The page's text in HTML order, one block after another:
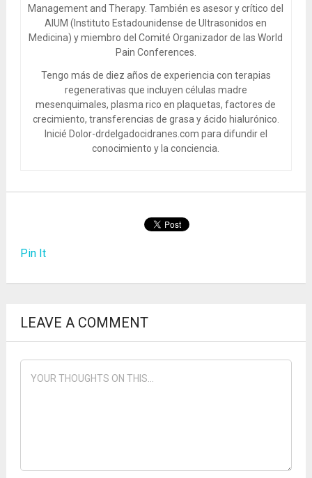
Management and Therapy. También es asesor y crítico del
AIUM (Instituto Estadounidense de Ultrasonidos en
Medicina) y miembro del Comité Organizador de las World
Pain Conferences.
Tengo más de diez años de experiencia con terapias
regenerativas que incluyen células madre
mesenquimales, plasma rico en plaquetas, factores de
crecimiento, transferencias de grasa y ácido hialurónico.
Inicié Dolor-drdelgadocidranes.com para difundir el
conocimiento y la conciencia.
Pin It
LEAVE A COMMENT